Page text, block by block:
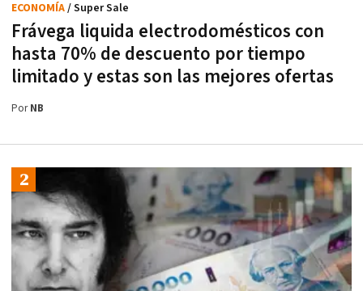
Frávega liquida electrodomésticos con
hasta 70% de descuento por tiempo
limitado y estas son las mejores ofertas
ECONOMÍA/ Super Sale
PorNB